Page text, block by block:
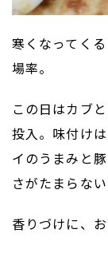
寒くなってく
場率。
この日はカブ
投入。味付け
イのうまみと
さがたまらない
香りづけに、お